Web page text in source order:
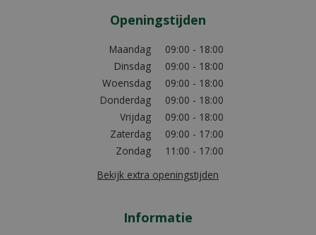
Openingstijden
Maandag
09:00 - 18:00
Dinsdag
09:00 - 18:00
Woensdag
09:00 - 18:00
Donderdag
09:00 - 18:00
Vrijdag
09:00 - 18:00
Zaterdag
09:00 - 17:00
Zondag
11:00 - 17:00
Bekijk extra openingstijden
Informatie